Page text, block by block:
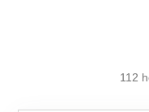
112